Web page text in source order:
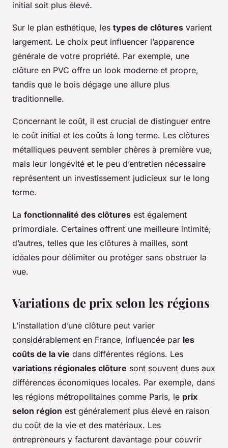
initial soit plus élevé.
Sur le plan esthétique, les types de clôtures varient
largement. Le choix peut influencer l’apparence
générale de votre propriété. Par exemple, une
clôture en PVC offre un look moderne et propre,
tandis que le bois dégage une allure plus
traditionnelle.
Concernant le coût, il est crucial de distinguer entre
le coût initial et les coûts à long terme. Les clôtures
métalliques peuvent sembler chères à première vue,
mais leur longévité et le peu d’entretien nécessaire
représentent un investissement judicieux sur le long
terme.
La fonctionnalité des clôtures est également
primordiale. Certaines offrent une meilleure intimité,
d’autres, telles que les clôtures à mailles, sont
idéales pour délimiter ou protéger sans obstruer la
vue.
Variations de prix selon les régions
L’installation d’une clôture peut varier
considérablement en France, influencée par les
coûts de la vie dans différentes régions. Les
variations régionales clôture sont souvent dues aux
différences économiques locales. Par exemple, dans
les régions métropolitaines comme Paris, le prix
selon région est généralement plus élevé en raison
du coût de la vie et des matériaux. Les
entrepreneurs y facturent davantage pour couvrir